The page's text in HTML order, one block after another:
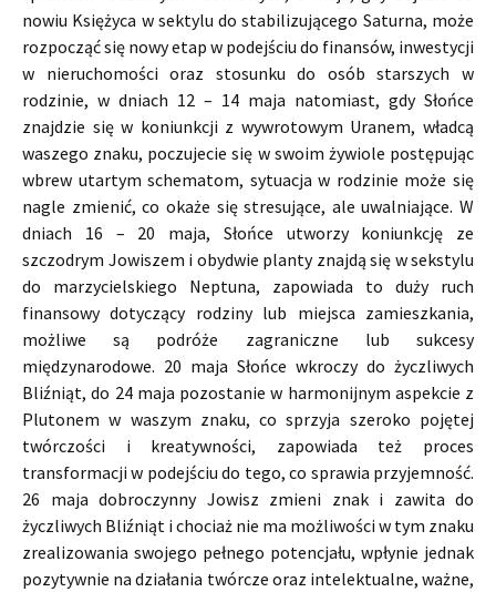
nowiu Księżyca w sektylu do stabilizującego Saturna, może
rozpocząć się nowy etap w podejściu do finansów, inwestycji
w nieruchomości oraz stosunku do osób starszych w
rodzinie, w dniach 12 – 14 maja natomiast, gdy Słońce
znajdzie się w koniunkcji z wywrotowym Uranem, władcą
waszego znaku, poczujecie się w swoim żywiole postępując
wbrew utartym schematom, sytuacja w rodzinie może się
nagle zmienić, co okaże się stresujące, ale uwalniające. W
dniach 16 – 20 maja, Słońce utworzy koniunkcję ze
szczodrym Jowiszem i obydwie planty znajdą się w sekstylu
do marzycielskiego Neptuna, zapowiada to duży ruch
finansowy dotyczący rodziny lub miejsca zamieszkania,
możliwe są podróże zagraniczne lub sukcesy
międzynarodowe. 20 maja Słońce wkroczy do życzliwych
Bliźniąt, do 24 maja pozostanie w harmonijnym aspekcie z
Plutonem w waszym znaku, co sprzyja szeroko pojętej
twórczości i kreatywności, zapowiada też proces
transformacji w podejściu do tego, co sprawia przyjemność.
26 maja dobroczynny Jowisz zmieni znak i zawita do
życzliwych Bliźniąt i chociaż nie ma możliwości w tym znaku
zrealizowania swojego pełnego potencjału, wpłynie jednak
pozytywnie na działania twórcze oraz intelektualne, ważne,